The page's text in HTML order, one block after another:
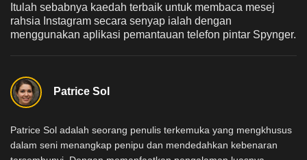
Itulah sebabnya kaedah terbaik untuk membaca mesej
rahsia Instagram secara senyap ialah dengan
menggunakan aplikasi pemantauan telefon pintar Spynger.
Patrice Sol
Patrice Sol adalah seorang penulis terkemuka yang mengkhusus
dalam seni menangkap penipu dan mendedahkan kebenaran